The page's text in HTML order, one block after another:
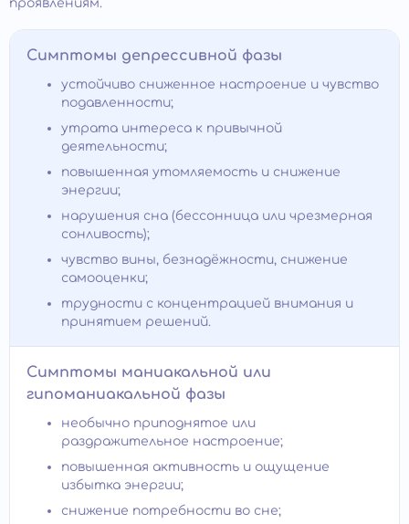
проявлениям.
Симптомы депрессивной фазы
устойчиво сниженное настроение и чувство
подавленности;
утрата интереса к привычной
деятельности;
повышенная утомляемость и снижение
энергии;
нарушения сна (бессонница или чрезмерная
сонливость);
чувство вины, безнадёжности, снижение
самооценки;
трудности с концентрацией внимания и
принятием решений.
Симптомы маниакальной или
гипоманиакальной фазы
необычно приподнятое или
раздражительное настроение;
повышенная активность и ощущение
избытка энергии;
снижение потребности во сне;